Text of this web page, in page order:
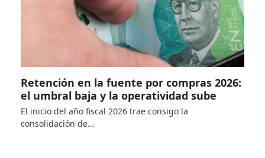
Retención en la fuente por compras 2026:
el umbral baja y la operatividad sube
El inicio del año fiscal 2026 trae consigo la
consolidación de…